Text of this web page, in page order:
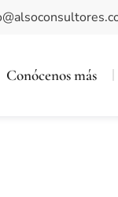
Conócenos más